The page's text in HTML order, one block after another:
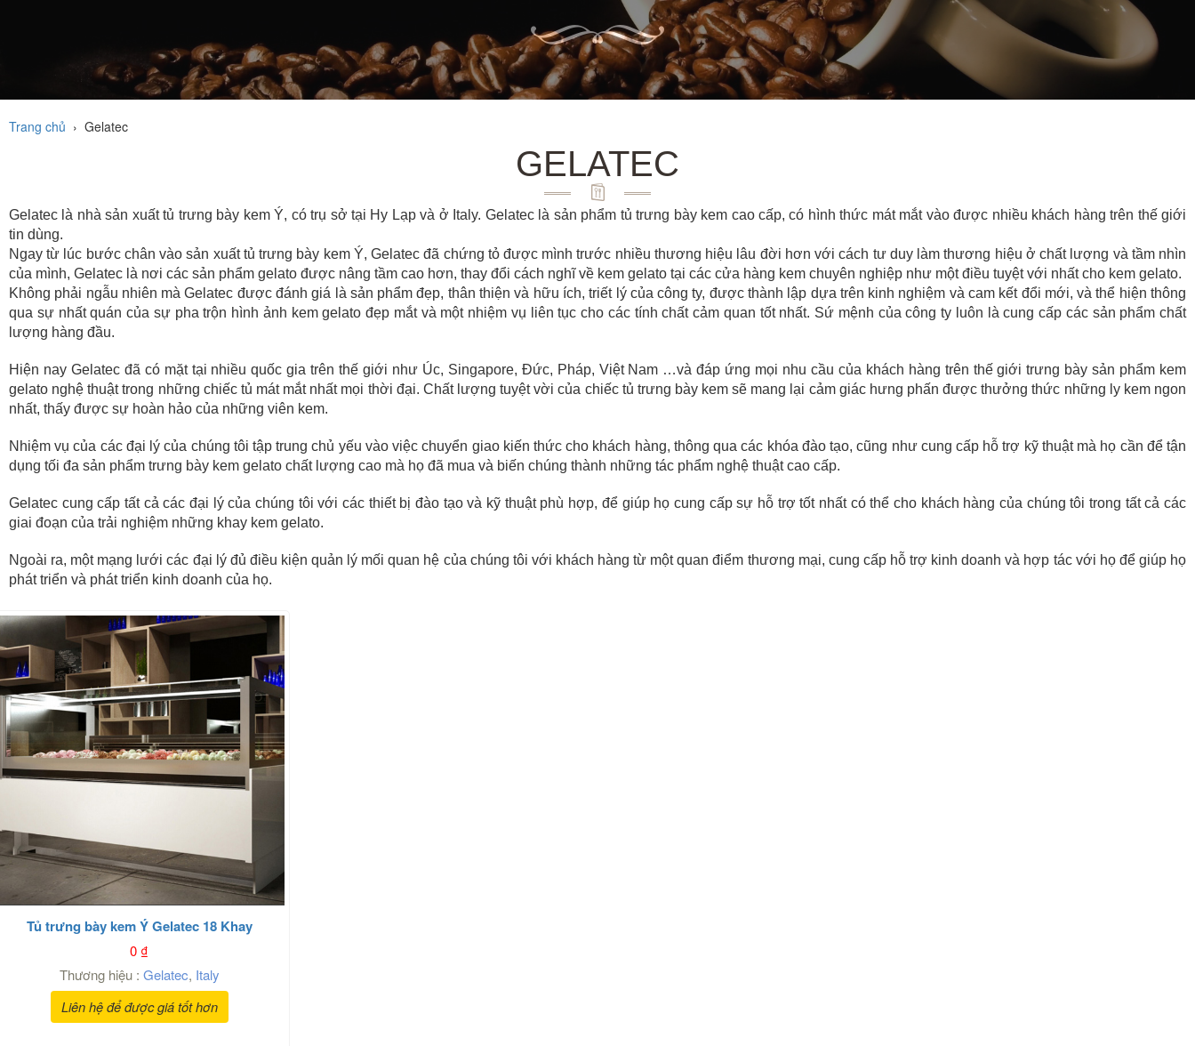
Trang chủ › Gelatec
GELATEC
Gelatec là nhà sản xuất tủ trưng bày kem Ý, có trụ sở tại Hy Lạp và ở Italy. Gelatec là sản phẩm tủ trưng bày kem cao cấp, có hình thức mát mắt vào được nhiều khách hàng trên thế giới
tin dùng.
Ngay từ lúc bước chân vào sản xuất tủ trưng bày kem Ý, Gelatec đã chứng tỏ được mình trước nhiều thương hiệu lâu đời hơn với cách tư duy làm thương hiệu ở chất lượng và tầm nhìn
của mình, Gelatec là nơi các sản phẩm gelato được nâng tầm cao hơn, thay đổi cách nghĩ về kem gelato tại các cửa hàng kem chuyên nghiệp như một điều tuyệt với nhất cho kem gelato.
Không phải ngẫu nhiên mà Gelatec được đánh giá là sản phẩm đẹp, thân thiện và hữu ích, triết lý của công ty, được thành lập dựa trên kinh nghiệm và cam kết đổi mới, và thể hiện thông
qua sự nhất quán của sự pha trộn hình ảnh kem gelato đẹp mắt và một nhiệm vụ liên tục cho các tính chất cảm quan tốt nhất. Sứ mệnh của công ty luôn là cung cấp các sản phẩm chất
lượng hàng đầu.
Hiện nay Gelatec đã có mặt tại nhiều quốc gia trên thế giới như Úc, Singapore, Đức, Pháp, Việt Nam …và đáp ứng mọi nhu cầu của khách hàng trên thế giới trưng bày sản phẩm kem
gelato nghệ thuật trong những chiếc tủ mát mắt nhất mọi thời đại. Chất lượng tuyệt vời của chiếc tủ trưng bày kem sẽ mang lại cảm giác hưng phấn được thưởng thức những ly kem ngon
nhất, thấy được sự hoàn hảo của những viên kem.
Nhiệm vụ của các đại lý của chúng tôi tập trung chủ yếu vào việc chuyển giao kiến ​​thức cho khách hàng, thông qua các khóa đào tạo, cũng như cung cấp hỗ trợ kỹ thuật mà họ cần để tận
dụng tối đa sản phẩm trưng bày kem gelato chất lượng cao mà họ đã mua và biến chúng thành những tác phẩm nghệ thuật cao cấp.
Gelatec cung cấp tất cả các đại lý của chúng tôi với các thiết bị đào tạo và kỹ thuật phù hợp, để giúp họ cung cấp sự hỗ trợ tốt nhất có thể cho khách hàng của chúng tôi trong tất cả các
giai đoạn của trải nghiệm những khay kem gelato.
Ngoài ra, một mạng lưới các đại lý đủ điều kiện quản lý mối quan hệ của chúng tôi với khách hàng từ một quan điểm thương mại, cung cấp hỗ trợ kinh doanh và hợp tác với họ để giúp họ
phát triển và phát triển kinh doanh của họ.
Tủ trưng bày kem Ý Gelatec 18 Khay
0 ₫
Thương hiệu : Gelatec, Italy
Liên hệ để được giá tốt hơn